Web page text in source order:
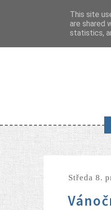
středa 8.
This site
are shared
statistics,